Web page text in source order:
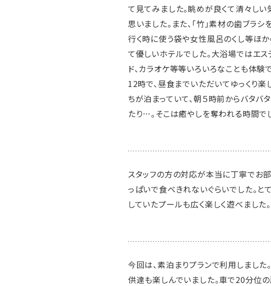
て見てみました。眺めが良くて清々し
思いました。また、「竹」素材の歯ブラ
行く時に使う袋や女性風呂のくし等ほ
て優しいホテルでした。大浴場ではエス
ド、カラオケ等等いろいろなことも体
12時で、昼食までいただいてゆっくり
ちが泊まっていて、朝５時前からバタバ
たり…。そこは癒やしを奪われる時間で
スタッフの方の対応が本当に丁寧でお
っぱいで食べきれないぐらいでした。と
していたプールも広く楽しく遊べました
今回は、素泊まりプランで利用しまし
供達も楽しんでいました。車で20分位